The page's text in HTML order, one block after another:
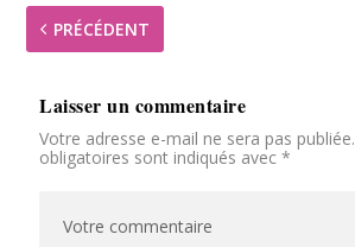
PRÉCÉDENT
Laisser un commentaire
Votre adresse e-mail ne sera pas publiée.
obligatoires sont indiqués avec*